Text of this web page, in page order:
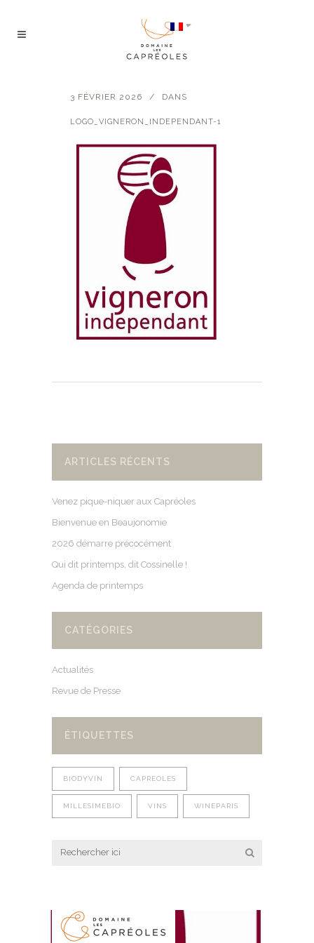
3 FÉVRIER 2026 DANS
LOGO_VIGNERON_INDEPENDANT-1
ARTICLES RÉCENTS
Venez pique-niquer aux Capréoles
Bienvenue en Beaujonomie
2026 démarre précocément
Qui dit printemps, dit Cossinelle !
Agenda de printemps
CATÉGORIES
Actualités
Revue de Presse
ÉTIQUETTES
BIODYVIN CAPREOLES
MILLESIMEBIO VINS WINEPARIS